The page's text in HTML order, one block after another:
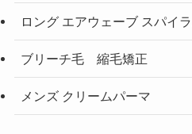
ロング エアウェーブ スパイ
ブリーチ毛 縮毛矯正
メンズ クリームパーマ